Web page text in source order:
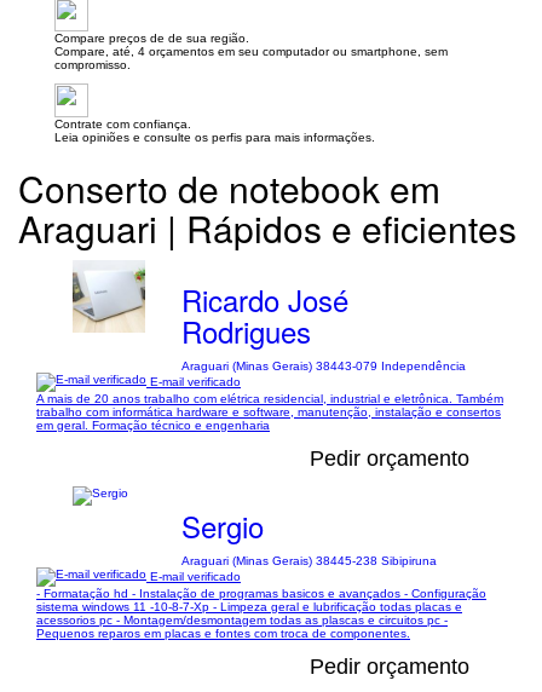
Compare preços de de sua região.
Compare, até, 4 orçamentos em seu computador ou smartphone, sem
compromisso.
Contrate com confiança.
Leia opiniões e consulte os perfis para mais informações.
Conserto de notebook em
Araguari | Rápidos e eficientes
Ricardo José
Rodrigues
Araguari (Minas Gerais) 38443-079 Independência
E-mail verificado
A mais de 20 anos trabalho com elétrica residencial, industrial e eletrônica. Também
trabalho com informática hardware e software, manutenção, instalação e consertos
em geral. Formação técnico e engenharia
Pedir orçamento
Sergio
Araguari (Minas Gerais) 38445-238 Sibipiruna
E-mail verificado
- Formatação hd - Instalação de programas basicos e avançados - Configuração
sistema windows 11 -10-8-7-Xp - Limpeza geral e lubrificação todas placas e
acessorios pc - Montagem/desmontagem todas as plascas e circuitos pc -
Pequenos reparos em placas e fontes com troca de componentes.
Pedir orçamento